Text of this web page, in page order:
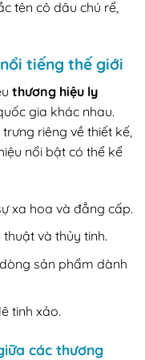
tên cô dâu chú rể,
tiếng thế giới
thương hiệu ly
gia khác nhau.
riêng về thiết kế,
nổi bật có thể kể
xa hoa và đẳng cấp.
và thủy tinh.
sản phẩm dành
tinh xảo.
các thương